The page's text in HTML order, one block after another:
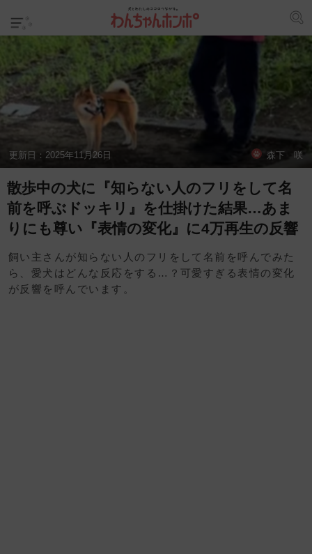
更新日： 2025年11月26日 森下 咲
散歩中の犬に『知らない人のフリをして名
前を呼ぶドッキリ』を仕掛けた結果…あま
りにも尊い『表情の変化』に4万再生の反響
飼い主さんが知らない人のフリをして名前を呼んでみた
ら、愛犬はどんな反応をする…？可愛すぎる表情の変化
が反響を呼んでいます。